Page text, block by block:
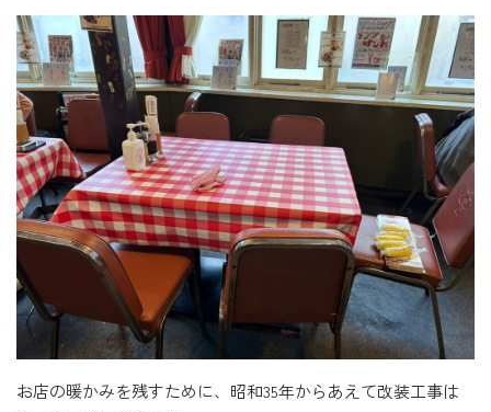
お店の暖かみを残すために、昭和35年からあえて改装工事は